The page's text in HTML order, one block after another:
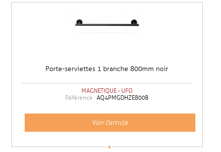
Porte-serviettes 1 branche 800mm noir
MAGNETIQUE - UFO
Référence :AQ4PMGDHZE800B
Voir l'article